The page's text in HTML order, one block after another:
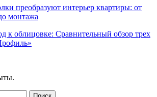
преобразуют интерьер квартиры: от
монтажа
к облицовке: Сравнительный обзор трех